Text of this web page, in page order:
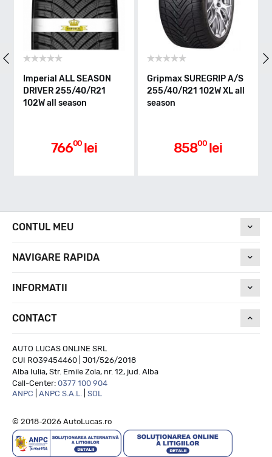
102
B
Aderenta pe carosabil ud
Nivel de zgomot
72
ALL SEASON
255/40/R21
all season
lei
Gripmax SUREGRIP A/S
255/40/R21 102W XL all
lei
Goodyear
CONTUL MEU
NAVIGARE RAPIDA
INFORMATII
CONTACT
AUTO LUCAS ONLINE SRL
CUI RO39454460 | J01/526/2018
Alba Iulia, Str. Emile Zola, nr. 12, jud. Alba
Call-Center: 0377 100 904
ANPC
ANPC S.A.L. SOL
© 2018-2026 AutoLucas.ro